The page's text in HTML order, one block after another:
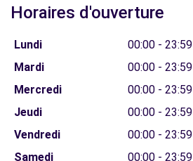
Horaires d'ouverture
Lundi
00:00 - 23:59
Mardi
00:00 - 23:59
Mercredi
00:00 - 23:59
Jeudi
00:00 - 23:59
Vendredi
00:00 - 23:59
Samedi
00:00 - 23:59